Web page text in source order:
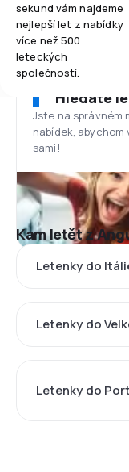
sekund vám najdeme
nejlepší let z nabídky
více než 500
leteckých
společností.
Hledáte
Jste na správném
nabídek,
sami!
Kam letět z
Letenky do
Letenky do
Letenky do